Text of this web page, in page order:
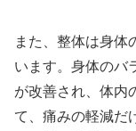
また、整体は身体
います。身体のバ
が改善され、体内
て、痛みの軽減だ